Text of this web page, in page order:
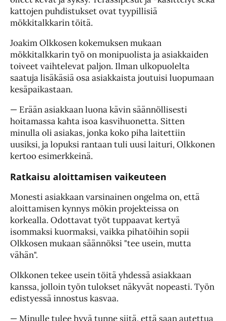
kattojen puhdistukset ovat tyypillisiä
mökkitalkkarin töitä.
Joakim Olkkosen kokemuksen mukaan
mökkitalkkarin työ on monipuolista ja asiakkaiden
toiveet vaihtelevat paljon. Ilman ulkopuolelta
saatuja lisäkäsiä osa asiakkaista joutuisi luopumaan
kesäpaikastaan.
— Erään asiakkaan luona kävin säännöllisesti
hoitamassa kahta isoa kasvihuonetta. Sitten
minulla oli asiakas, jonka koko piha laitettiin
uusiksi, ja lopuksi rantaan tuli uusi laituri, Olkkonen
kertoo esimerkkeinä.
Ratkaisu aloittamisen vaikeuteen
Monesti asiakkaan varsinainen ongelma on, että
aloittamisen kynnys mökin projekteissa on
korkealla. Odottavat työt tuppaavat kertyä
isommaksi kuormaksi, vaikka pihatöihin sopii
Olkkosen mukaan säännöksi "tee usein, mutta
vähän".
Olkkonen tekee usein töitä yhdessä asiakkaan
kanssa, jolloin työn tulokset näkyvät nopeasti. Työn
edistyessä innostus kasvaa.
— Minulle tulee hyvä tunne siitä, että saan autettua